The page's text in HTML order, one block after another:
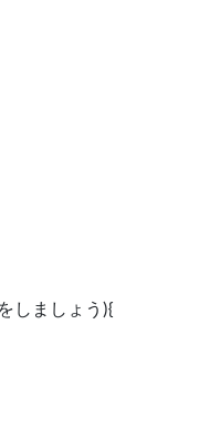
しましょう){